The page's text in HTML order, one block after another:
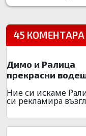
45 КОМЕНТАРА
Димо и Ралица
прекрасни
Ние си искаме
си рекламира